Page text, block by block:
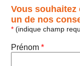
Vous souhaitez
un de nos
* (indique champ
Prénom*